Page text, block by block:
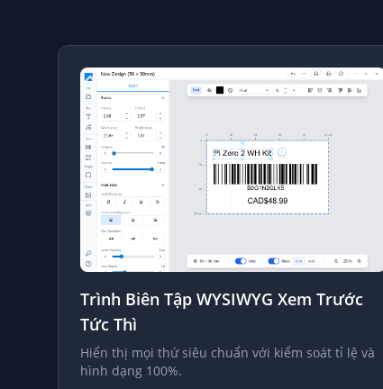
Trình Biên Tập WYSIWYG Xem Trước
Tức Thì
Hiển thị mọi thứ siêu chuẩn với kiểm soát tỉ lệ và
hình dạng 100%.